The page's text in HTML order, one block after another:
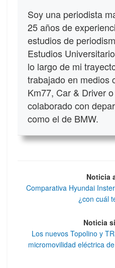
Soy una periodista
25 años de
estudios de
Estudios
lo largo de mi
trabajado en medios
Km77, Car & Driver
colaborado con
como el de BMW.
Noticia
Comparativa Hyundai
¿con cuál
Noticia
Los nuevos Topolino y
micromovilidad eléctrica